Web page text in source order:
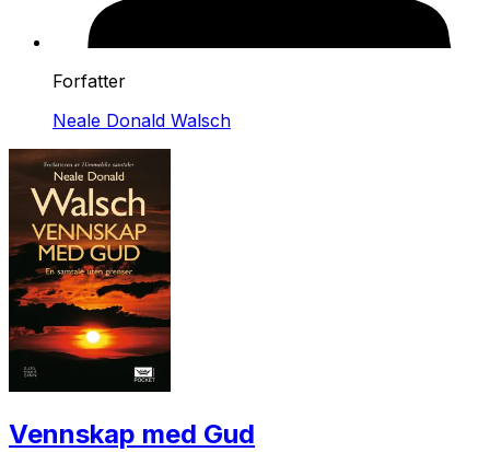
Forfatter
Neale Donald Walsch
Vennskap med Gud